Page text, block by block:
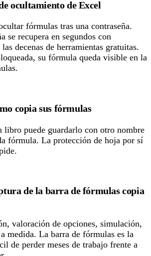
ocultamiento de Excel
fórmulas tras una contraseña.
se recupera en segundos con
decenas de herramientas gratuitas.
su fórmula queda visible en la
copia sus fórmulas
libro puede guardarlo con otro nombre
fórmula. La protección de hoja por sí
de la barra de fórmulas copia
valoración de opciones, simulación,
medida. La barra de fórmulas es la
de perder meses de trabajo frente a